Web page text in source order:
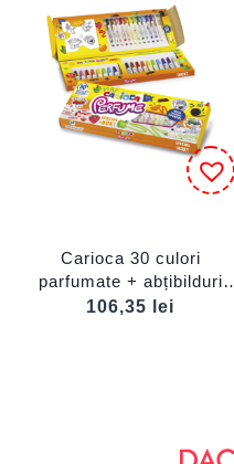
Carioca 30 culori
parfumate + abțibilduri
CARIOCA
106,35 lei